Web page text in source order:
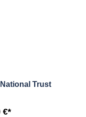
Trust
€*